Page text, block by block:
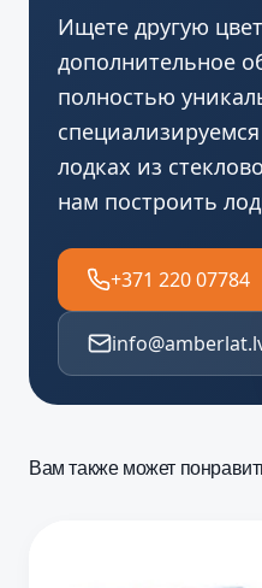
Ищете другую
дополнительное
полностью
лодках из
нам построить
+371 220 07784
Вам также может